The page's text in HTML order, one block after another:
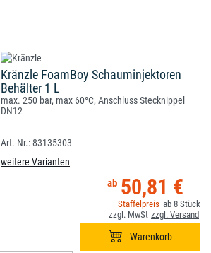
Kränzle FoamBoy Schauminjektoren
Behälter 1 L
max. 250 bar, max 60°C, Anschluss Stecknippel
DN12
83135303
weitere Varianten
50,81 €
8